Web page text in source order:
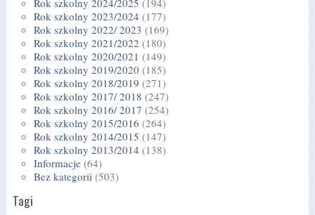
Rok szkolny 2024/2025 (194)
Rok szkolny 2023/2024 (177)
Rok szkolny 2022/ 2023 (169)
Rok szkolny 2021/2022 (180)
Rok szkolny 2020/2021 (149)
Rok szkolny 2019/2020 (185)
Rok szkolny 2018/2019 (271)
Rok szkolny 2017/ 2018 (247)
Rok szkolny 2016/ 2017 (254)
Rok szkolny 2015/2016 (264)
Rok szkolny 2014/2015 (147)
Rok szkolny 2013/2014 (138)
Informacje(64)
Bez kategorii(503)
Tagi